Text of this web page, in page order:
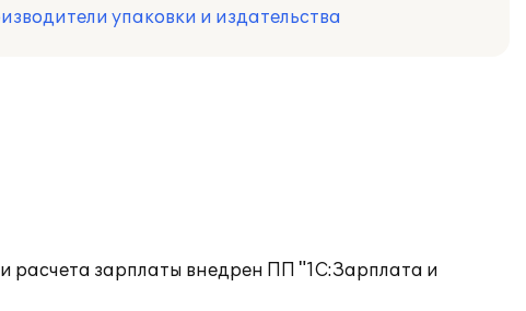
упаковки и издательства
расчета зарплаты внедрен ПП "1С:Зарплата и